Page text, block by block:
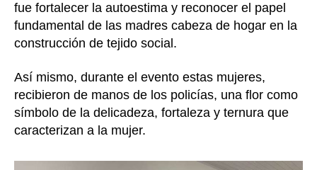
fue fortalecer la autoestima y reconocer el papel
fundamental de las madres cabeza de hogar en la
construcción de tejido social.
Así mismo, durante el evento estas mujeres,
recibieron de manos de los policías, una flor como
símbolo de la delicadeza, fortaleza y ternura que
caracterizan a la mujer.